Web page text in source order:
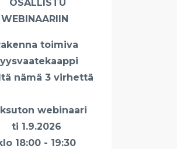
OSALLISTU
WEBINAARIIN
toimiva
nämä 3 virhettä
webinaari
ti 1.9.2026
18:00 - 19:30